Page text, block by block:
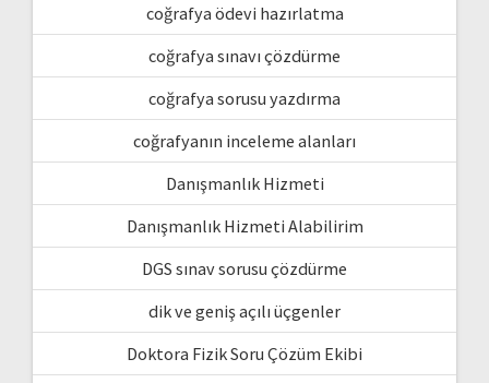
coğrafya ödevi hazırlatma
coğrafya sınavı çözdürme
coğrafya sorusu yazdırma
coğrafyanın inceleme alanları
Danışmanlık Hizmeti
Danışmanlık Hizmeti Alabilirim
DGS sınav sorusu çözdürme
dik ve geniş açılı üçgenler
Doktora Fizik Soru Çözüm Ekibi